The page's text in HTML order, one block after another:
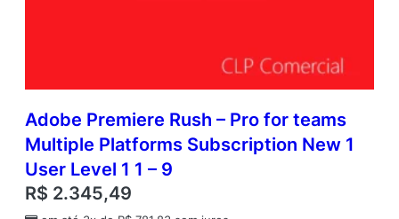
Adobe Premiere Rush – Pro for teams
Multiple Platforms Subscription New 1
User Level 1 1 – 9
R$ 2.345,49